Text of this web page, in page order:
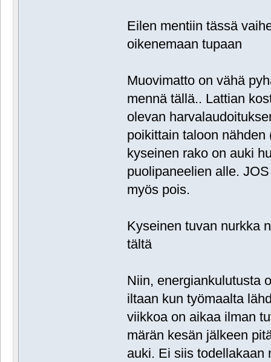
Eilen mentiin tässä
oikenemaan tupaan
Muovimatto on vähä
mennä tällä.. Lattian
olevan
poikittain taloon
kyseinen rako on auki
puolipaneelien alle.
myös pois.
Kyseinen tuvan nurkka
tältä
Niin, energiankulutusta
iltaan kun työmaalta
viikkoa on aikaa ilman
märän kesän jälkeen
auki. Ei siis todellakaan